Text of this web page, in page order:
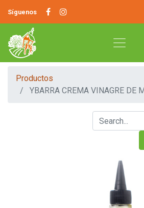
Síguenos
Productos
YBARRA CREMA VINAGRE DE